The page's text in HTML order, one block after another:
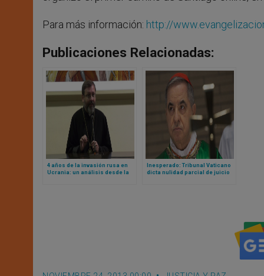
Para más información: http://
Publicaciones Relacionadas:
4 años de la invasión rusa en
Ucrania: un análisis desde la
Inesperado: Tribunal Vaticano
dicta nulidad parcial de juicio